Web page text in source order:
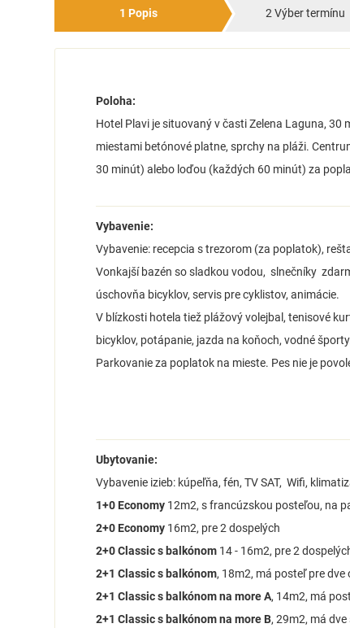
1 Popis 2 Výber termínu
Poloha:
Hotel Plavi je situovaný v časti Zelena Laguna, 30
miestami betónové platne, sprchy na pláži.
30 minút) alebo loďou (každých 60 minút) za
Vybavenie:
Vybavenie: recepcia s trezorom (za poplatok),
Vonkajší bazén so sladkou vodou, slnečníky
úschovňa bicyklov, servis pre cyklistov, animácie.
V blízkosti hotela tiež plážový volejbal, tenisové
bicyklov, potápanie, jazda na koňoch, vodné
Parkovanie za poplatok na mieste. Pes nie je
Ubytovanie:
Vybavenie izieb: kúpeľňa, fén, TV SAT, Wifi,
1+0 Economy 12m2, s francúzskou posteľou, na
2+0 Economy 16m2, pre 2 dospelých
2+0 Classic s balkónom 14 - 16m2, pre 2
2+1 Classic s balkónom, 18m2, má posteľ pre
2+1 Classic s balkónom na more A, 14m2, má
2+1 Classic s balkónom na more B, 29m2, má